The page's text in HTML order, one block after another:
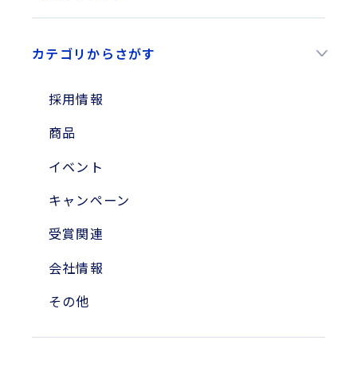
2025年
2024年
2023年
2010年
2004年
カテゴリからさがす
採用情報
商品
イベント
キャンペーン
受賞関連
会社情報
その他